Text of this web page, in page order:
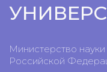
Министерство
Российской